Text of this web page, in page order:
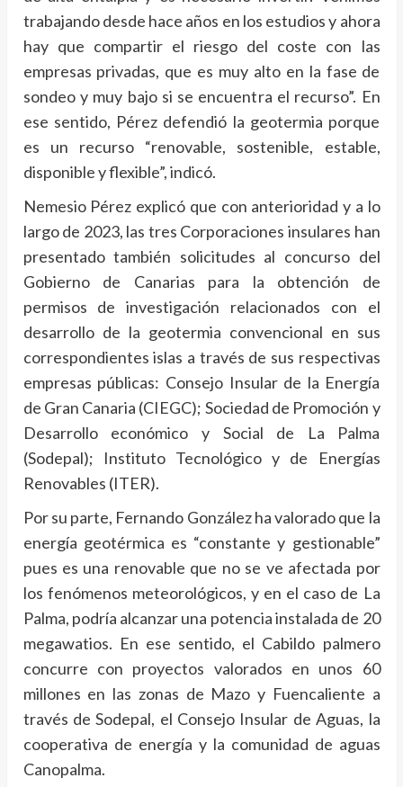
trabajando desde hace años en los estudios y ahora
hay que compartir el riesgo del coste con las
empresas privadas, que es muy alto en la fase de
sondeo y muy bajo si se encuentra el recurso”. En
ese sentido, Pérez defendió la geotermia porque
es un recurso “renovable, sostenible, estable,
disponible y flexible”, indicó.
Nemesio Pérez explicó que con anterioridad y a lo
largo de 2023, las tres Corporaciones insulares han
presentado también solicitudes al concurso del
Gobierno de Canarias para la obtención de
permisos de investigación relacionados con el
desarrollo de la geotermia convencional en sus
correspondientes islas a través de sus respectivas
empresas públicas: Consejo Insular de la Energía
de Gran Canaria (CIEGC); Sociedad de Promoción y
Desarrollo económico y Social de La Palma
(Sodepal); Instituto Tecnológico y de Energías
Renovables (ITER).
Por su parte, Fernando González ha valorado que la
energía geotérmica es “constante y gestionable”
pues es una renovable que no se ve afectada por
los fenómenos meteorológicos, y en el caso de La
Palma, podría alcanzar una potencia instalada de 20
megawatios. En ese sentido, el Cabildo palmero
concurre con proyectos valorados en unos 60
millones en las zonas de Mazo y Fuencaliente a
través de Sodepal, el Consejo Insular de Aguas, la
cooperativa de energía y la comunidad de aguas
Canopalma.